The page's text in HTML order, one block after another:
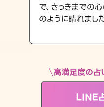
LINE占いを開く
※LINEアプリ内のサービスページへ遷移し
で、さっきまでの
のように晴れました
高満足度の占
LINE